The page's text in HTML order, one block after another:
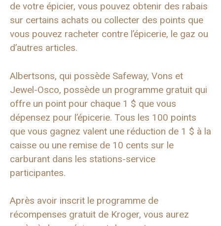
de votre épicier, vous pouvez obtenir des rabais
sur certains achats ou collecter des points que
vous pouvez racheter contre l’épicerie, le gaz ou
d’autres articles.
Albertsons, qui possède Safeway, Vons et
Jewel-Osco, possède un programme gratuit qui
offre un point pour chaque 1 $ que vous
dépensez pour l’épicerie. Tous les 100 points
que vous gagnez valent une réduction de 1 $ à la
caisse ou une remise de 10 cents sur le
carburant dans les stations-service
participantes.
Après avoir inscrit le programme de
récompenses gratuit de Kroger, vous aurez